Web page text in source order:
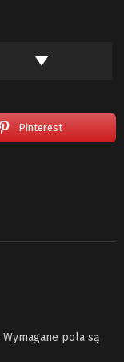
Pinterest
Wymagane pola są